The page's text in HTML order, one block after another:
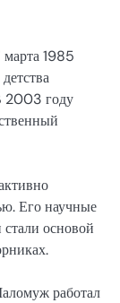
марта 1985
2003 году
Его научные
основой
работал